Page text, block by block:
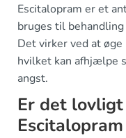
Escitalopram er et
bruges til
Det virker ved at
hvilket kan afhjælpe
angst.
Er det